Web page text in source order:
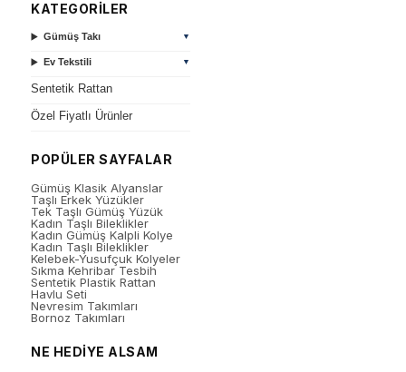
KATEGORİLER
Gümüş Takı ▼
Ev Tekstili ▼
Sentetik Rattan
Özel Fiyatlı Ürünler
POPÜLER SAYFALAR
Gümüş Klasik Alyanslar
Taşlı Erkek Yüzükler
Tek Taşlı Gümüş Yüzük
Kadın Taşlı Bileklikler
Kadın Gümüş Kalpli Kolye
Kadın Taşlı Bileklikler
Kelebek-Yusufçuk Kolyeler
Sıkma Kehribar Tesbih
Sentetik Plastik Rattan
Havlu Seti
Nevresim Takımları
Bornoz Takımları
NE HEDİYE ALSAM